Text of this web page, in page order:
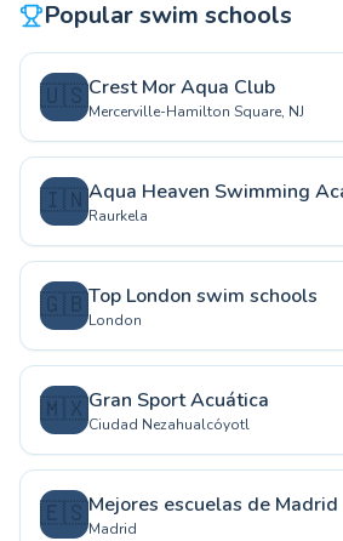
Popular swim schools
🇺🇸Crest Mor Aqua Club
Mercerville-Hamilton Square, NJ
🇮🇳Aqua Heaven Swimming
Raurkela
🇬🇧Top London swim schools
London
🇲🇽Gran Sport Acuática
Ciudad Nezahualcóyotl
🇪🇸Mejores escuelas de Madrid
Madrid